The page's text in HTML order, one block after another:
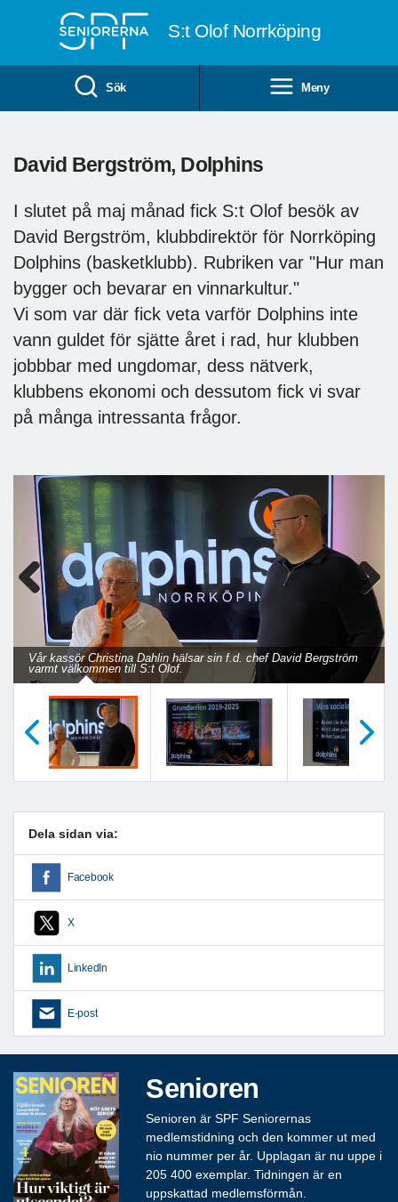
S:t Olof Norrköping
Sök Meny
David Bergström, Dolphins
I slutet på maj månad fick S:t Olof besök av
David Bergström, klubbdirektör för Norrköping
Dolphins (basketklubb). Rubriken var "Hur man
bygger och bevarar en vinnarkultur."
Vi som var där fick veta varför Dolphins inte
vann guldet för sjätte året i rad, hur klubben
jobbbar med ungdomar, dess nätverk,
klubbens ekonomi och dessutom fick vi svar
på många intressanta frågor.
Vår kassör Christina Dahlin hälsar sin f.d. chef David Bergström
varmt välkommen till S:t Olof.
Previous Next
Dela sidan via:
Facebook
X
LinkedIn
E-post
Senioren
Senioren är SPF Seniorernas
medlemstidning och den kommer ut med
nio nummer per år. Upplagan är nu uppe i
205 400 exemplar. Tidningen är en
uppskattad medlemsförmån.